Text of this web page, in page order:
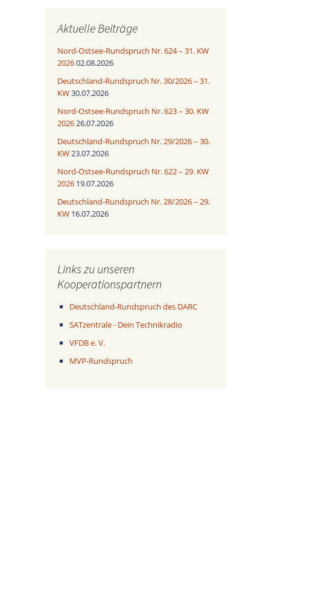
Aktuelle Beiträge
Nord-Ostsee-Rundspruch Nr. 624 – 31. KW
202602.08.2026
Deutschland-Rundspruch Nr. 30/2026 – 31.
KW30.07.2026
Nord-Ostsee-Rundspruch Nr. 623 – 30. KW
202626.07.2026
Deutschland-Rundspruch Nr. 29/2026 – 30.
KW23.07.2026
Nord-Ostsee-Rundspruch Nr. 622 – 29. KW
2026 19.07.2026
Deutschland-Rundspruch Nr. 28/2026 – 29.
KW 16.07.2026
Links zu unseren
Kooperationspartnern
Deutschland-Rundspruch des DARC
SATzentrale - Dein Technikradio
VFDB e. V.
MVP-Rundspruch